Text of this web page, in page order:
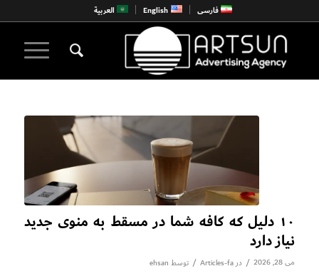
فارسی English العربية
۱۰ دلیل که کافه شما در مسقط به منوی جدید
نیاز دارد
می 28, 2026 / درArticles-fa
/ توسط ehsan